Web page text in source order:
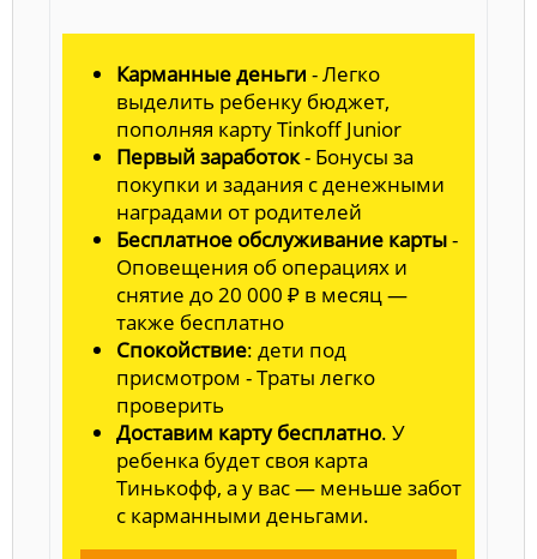
Карманные деньги - Легко
выделить ребенку бюджет,
пополняя карту Tinkoff Junior
Первый заработок- Бонусы за
покупки и задания с денежными
наградами от родителей
Бесплатное обслуживание карты-
Оповещения об операциях и
снятие до 20 000 ₽ в месяц —
также бесплатно
Спокойствие: дети под
присмотром - Траты легко
проверить
Доставим карту бесплатно. У
ребенка будет своя карта
Тинькофф, а у вас — меньше забот
с карманными деньгами.